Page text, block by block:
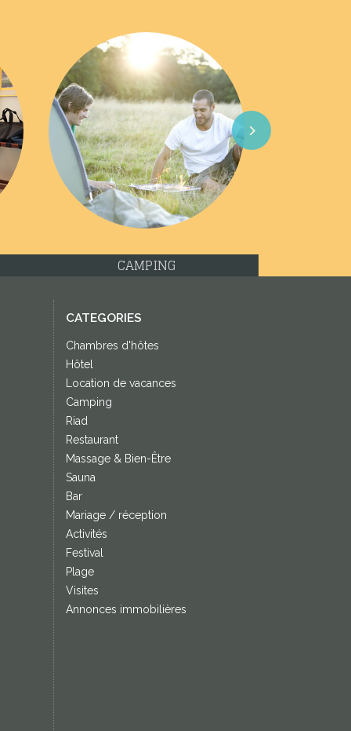
Next
CAMPING
CATEGORIES
Chambres d'hôtes
Hôtel
Location de vacances
Camping
Riad
Restaurant
Massage & Bien-Être
Sauna
Bar
Mariage / réception
Activités
Festival
Plage
Visites
Annonces immobilières